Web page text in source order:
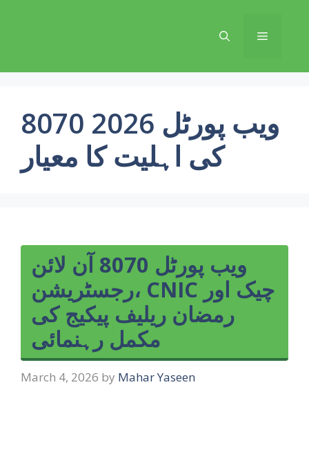
Menu
8070 ویب پورٹل 2026
کی اہلیت کا معیار
ویب پورٹل 8070 آن لائن
رجسٹریشن، CNIC چیک اور
رمضان ریلیف پیکیج کی
مکمل رہنمائی
March 4, 2026 by Mahar Yaseen